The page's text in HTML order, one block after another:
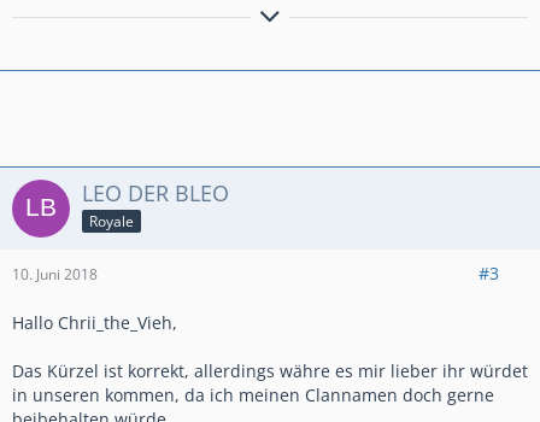
Lust am aktiven Spiel? Kommt in unseren aufstrebenden Clan:
LEO DER BLEO
Royale
10. Juni 2018 #3
Hallo Chrii_the_Vieh,
Das Kürzel ist korrekt, allerdings währe es mir lieber ihr würdet
in unseren kommen, da ich meinen Clannamen doch gerne